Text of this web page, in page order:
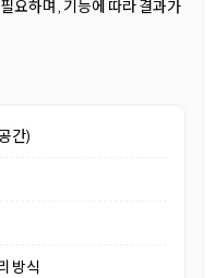
요하며, 기능에 따라 결과가
간)
방식